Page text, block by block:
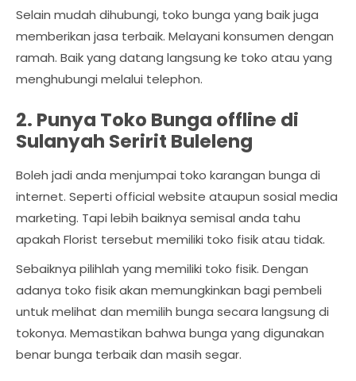
Selain mudah dihubungi, toko bunga yang baik juga
memberikan jasa terbaik. Melayani konsumen dengan
ramah. Baik yang datang langsung ke toko atau yang
menghubungi melalui telephon.
2. Punya Toko Bunga offline di
Sulanyah Seririt Buleleng
Boleh jadi anda menjumpai toko karangan bunga di
internet. Seperti official website ataupun sosial media
marketing. Tapi lebih baiknya semisal anda tahu
apakah Florist tersebut memiliki toko fisik atau tidak.
Sebaiknya pilihlah yang memiliki toko fisik. Dengan
adanya toko fisik akan memungkinkan bagi pembeli
untuk melihat dan memilih bunga secara langsung di
tokonya. Memastikan bahwa bunga yang digunakan
benar bunga terbaik dan masih segar.